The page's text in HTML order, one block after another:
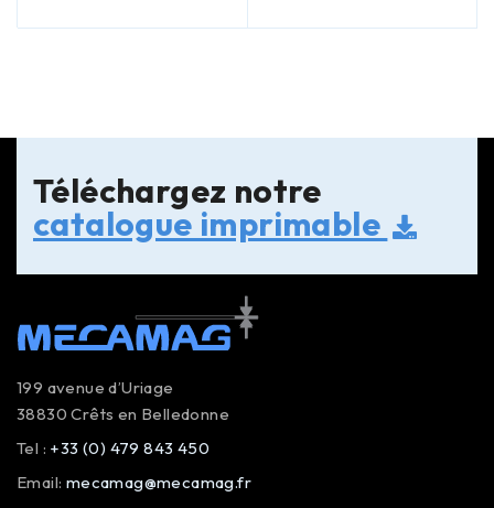
Téléchargez notre
catalogue imprimable
199 avenue d’Uriage
38830 Crêts en Belledonne
Tel : +33 (0) 479 843 450
Email: mecamag@mecamag.fr